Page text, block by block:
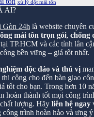
xử lý dột mái tôn
AI?
Gòn 24h là website chuyên
mái tôn trọn gói, chống
TP.HCM và các tỉnh lân
bền vững – giá tốt nhất.
độc đáo và thú vị
công cho đến bàn giao
tốt cho bạn. Trong hơn 10
hoàn thành tốt mọi công
lượng. Hãy liên hệ ngay
công trình hoàn hảo và ưng ý